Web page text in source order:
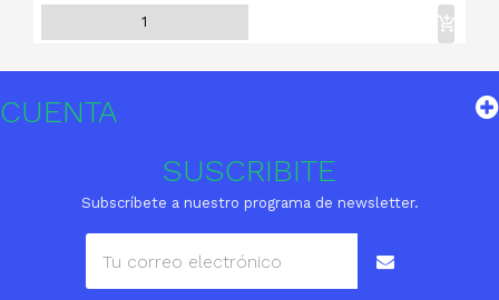
CUENTA
SUSCRIBITE
Subscríbete a nuestro programa de newsletter.